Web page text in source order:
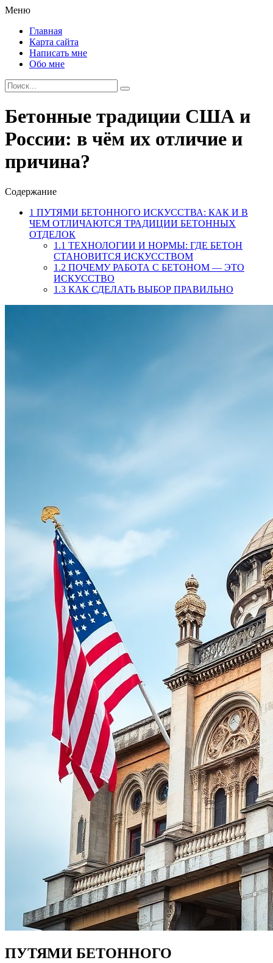
Меню
Главная
Карта сайта
Написать мне
Обо мне
Бетонные традиции США и
России: в чём их отличие и
причина?
Содержание
1 ПУТЯМИ БЕТОННОГО ИСКУССТВА: КАК И В
ЧЕМ ОТЛИЧАЮТСЯ ТРАДИЦИИ БЕТОННЫХ
ОТДЕЛОК
1.1 ТЕХНОЛОГИИ И НОРМЫ: ГДЕ БЕТОН
СТАНОВИТСЯ ИСКУССТВОМ
1.2 ПОЧЕМУ РАБОТА С БЕТОНОМ — ЭТО
ИСКУССТВО
1.3 КАК СДЕЛАТЬ ВЫБОР ПРАВИЛЬНО
ПУТЯМИ БЕТОННОГО